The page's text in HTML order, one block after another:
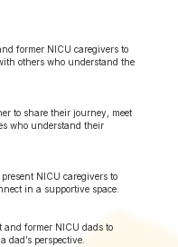
former NICU caregivers to
others who understand the
to share their journey, meet
who understand their
NICU caregivers to
in a supportive space.
former NICU dads to
perspective.